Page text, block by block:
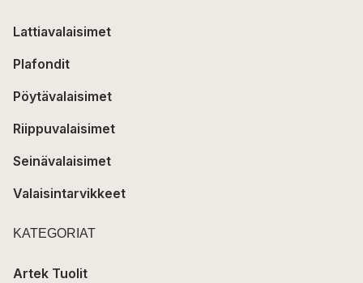
Lattiavalaisimet
Plafondit
Pöytävalaisimet
Riippuvalaisimet
Seinävalaisimet
Valaisintarvikkeet
KATEGORIAT
Artek Tuolit